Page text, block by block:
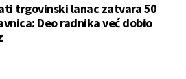
trgovinski lanac zatvara 50
Deo radnika već dobio